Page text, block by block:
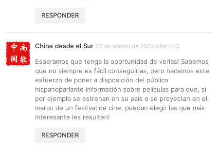
RESPONDER
China desde el Sur 22 de agosto de 2024 a las 3:13
Esperamos que tenga la oportunidad de verlas! Sabemos
que no siempre es fácil conseguirlas, pero hacemos este
esfuerzo de poner a disposición del público
hispanoparlante información sobre películas para que, si
por ejemplo se estrenan en su país o se proyectan en el
marco de un festival de cine, puedan elegir las que más
interesante les resulten!
RESPONDER